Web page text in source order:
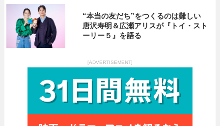
“本当の友だち”をつくるのは難しい
唐沢寿明＆広瀬アリスが『トイ・スト
ーリー５』を語る
[ADVERTISEMENT]